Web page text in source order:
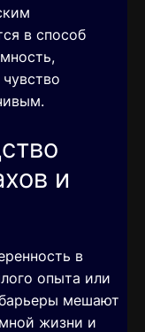
в способ
и
в
опыта или
мешают
жизни и